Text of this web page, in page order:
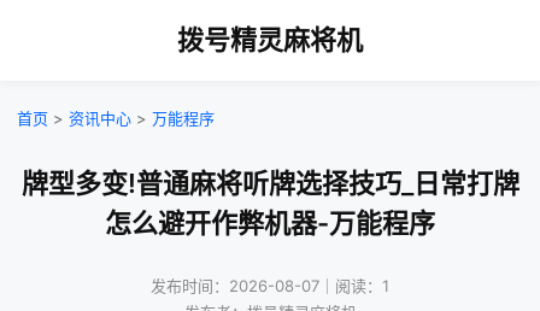
拨号精灵麻将机
首页 > 资讯中心 > 万能程序
牌型多变!普通麻将听牌选择技巧_日常打牌
怎么避开作弊机器-万能程序
发布时间：2026-08-07｜阅读：1